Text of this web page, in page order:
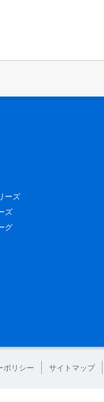
ーズ
ズ
グ
ポリシー サイトマップ